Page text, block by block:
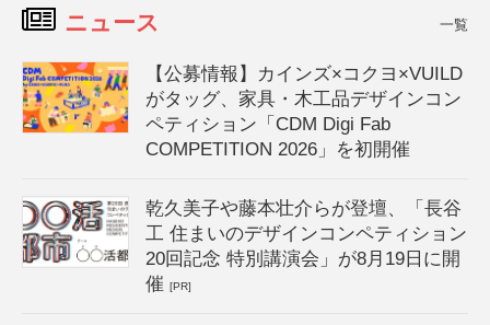
ニュース 一覧
【公募情報】カインズ×コクヨ×VUILD
がタッグ、家具・木工品デザインコン
ペティション「CDM Digi Fab
COMPETITION 2026」を初開催
乾久美子や藤本壮介らが登壇、「長谷
工 住まいのデザインコンペティション
20回記念 特別講演会」が8月19日に開
催[PR]